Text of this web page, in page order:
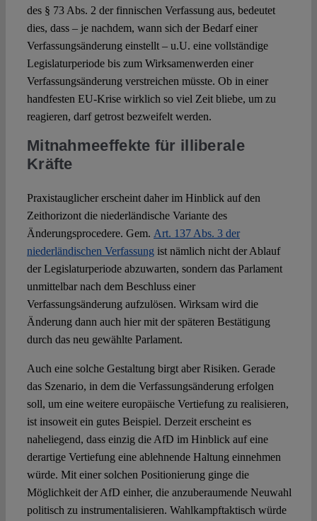
des § 73 Abs. 2 der finnischen Verfassung aus, bedeutet
dies, dass – je nachdem, wann sich der Bedarf einer
Verfassungsänderung einstellt – u.U. eine vollständige
Legislaturperiode bis zum Wirksamenwerden einer
Verfassungsänderung verstreichen müsste. Ob in einer
handfesten EU-Krise wirklich so viel Zeit bliebe, um zu
reagieren, darf getrost bezweifelt werden.
Mitnahmeeffekte für illiberale
Kräfte
Praxistauglicher erscheint daher im Hinblick auf den
Zeithorizont die niederländische Variante des
Änderungsprocedere. Gem. Art. 137 Abs. 3 der
niederländischen Verfassung ist nämlich nicht der Ablauf
der Legislaturperiode abzuwarten, sondern das Parlament
unmittelbar nach dem Beschluss einer
Verfassungsänderung aufzulösen. Wirksam wird die
Änderung dann auch hier mit der späteren Bestätigung
durch das neu gewählte Parlament.
Auch eine solche Gestaltung birgt aber Risiken. Gerade
das Szenario, in dem die Verfassungsänderung erfolgen
soll, um eine weitere europäische Vertiefung zu realisieren,
ist insoweit ein gutes Beispiel. Derzeit erscheint es
naheliegend, dass einzig die AfD im Hinblick auf eine
derartige Vertiefung eine ablehnende Haltung einnehmen
würde. Mit einer solchen Positionierung ginge die
Möglichkeit der AfD einher, die anzuberaumende Neuwahl
politisch zu instrumentalisieren. Wahlkampftaktisch würde